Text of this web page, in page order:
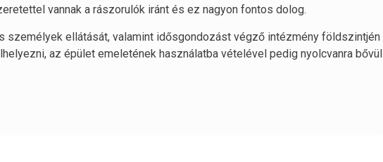
vannak a rászorulók iránt és ez nagyon fontos dolog.
ellátását, valamint idősgondozást végző intézmény földszintjén
az épület emeletének használatba vételével pedig nyolcvanra bővül